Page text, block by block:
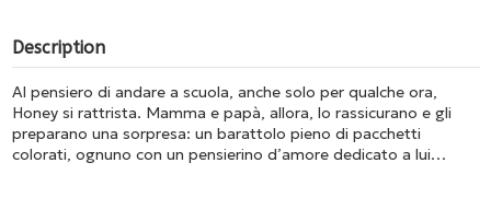
Description
Al pensiero di andare a scuola, anche solo per qualche ora,
Honey si rattrista. Mamma e papà, allora, lo rassicurano e gli
preparano una sorpresa: un barattolo pieno di pacchetti
colorati, ognuno con un pensierino d’amore dedicato a lui…